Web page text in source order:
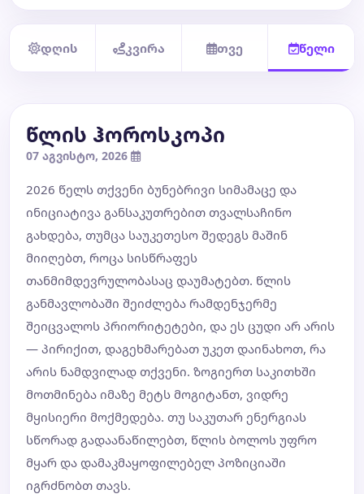
დღის კვირა თვე წელი
წლის ჰოროსკოპი
07 აგვისტო, 2026
2026 წელს თქვენი ბუნებრივი სიმამაცე და
ინიციატივა განსაკუთრებით თვალსაჩინო
გახდება, თუმცა საუკეთესო შედეგს მაშინ
მიიღებთ, როცა სისწრაფეს
თანმიმდევრულობასაც დაუმატებთ. წლის
განმავლობაში შეიძლება რამდენჯერმე
შეიცვალოს პრიორიტეტები, და ეს ცუდი არ არის
— პირიქით, დაგეხმარებათ უკეთ დაინახოთ, რა
არის ნამდვილად თქვენი. ზოგიერთ საკითხში
მოთმინება იმაზე მეტს მოგიტანთ, ვიდრე
მყისიერი მოქმედება. თუ საკუთარ ენერგიას
სწორად გადაანაწილებთ, წლის ბოლოს უფრო
მყარ და დამაკმაყოფილებელ პოზიციაში
იგრძნობთ თავს.